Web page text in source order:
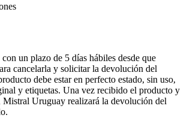
un plazo de 5 días hábiles desde que
cancelarla y solicitar la devolución del
debe estar en perfecto estado, sin uso,
y etiquetas. Una vez recibido el producto y
Mistral Uruguay realizará la devolución del